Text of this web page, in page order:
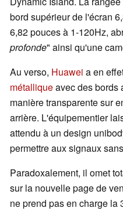
bord supérieur de l'écran
6,82 pouces à 1-120Hz,
profonde" ainsi qu'une
Au verso, Huawei a en
métalliqueavec des bords
manière transparente sur
arrière. L'équipementier
attendu à un design
permettre aux signaux
Paradoxalement, il omet
sur la nouvelle page de
ne prend pas en charge la